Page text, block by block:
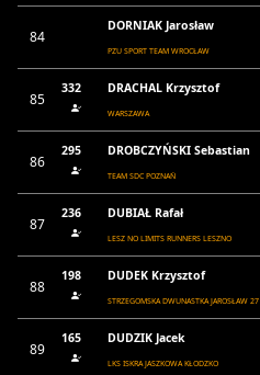
84
DORNIAK Jarosław
PZU SPORT TEAM WROCŁAW
85
332 DRACHAL Krzysztof
WARSZAWA
86
295 DROBCZYŃSKI Sebastian
TEAM SDC POZNAŃ
87
236 DUBIAŁ Rafał
LESZ NO LIMITS RUNNERS LESZNO
88
198 DUDEK Krzysztof
STRZEGOMSKA DWUNASTKA JAROSŁAW 27
89
165 DUDZIK Jacek
LKS ISKRA JASZKOWA KŁODZKO